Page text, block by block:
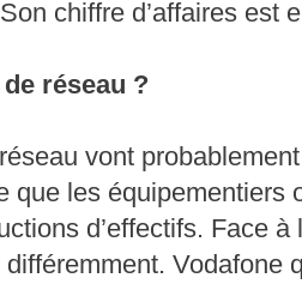
chiffre d’affaires est
réseau ?
vont
que les équipementiers
d’effectifs. Face
Vodafone